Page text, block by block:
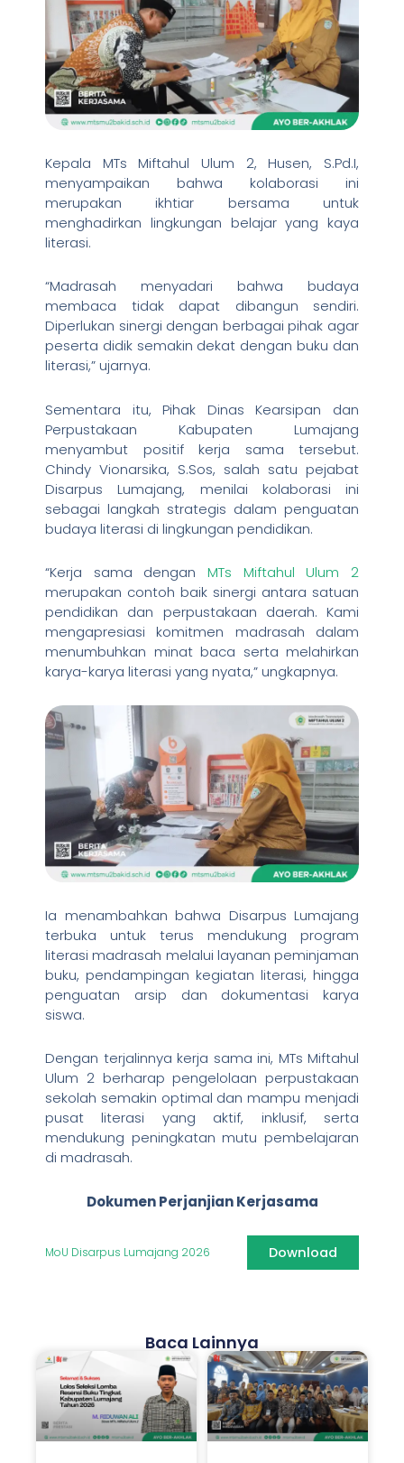
Kepala MTs Miftahul Ulum 2, Husen, S.Pd.I,
menyampaikan bahwa kolaborasi ini
merupakan ikhtiar bersama untuk
menghadirkan lingkungan belajar yang kaya
literasi.
“Madrasah menyadari bahwa budaya
membaca tidak dapat dibangun sendiri.
Diperlukan sinergi dengan berbagai pihak agar
peserta didik semakin dekat dengan buku dan
literasi,” ujarnya.
Sementara itu, Pihak Dinas Kearsipan dan
Perpustakaan Kabupaten Lumajang
menyambut positif kerja sama tersebut.
Chindy Vionarsika, S.Sos, salah satu pejabat
Disarpus Lumajang, menilai kolaborasi ini
sebagai langkah strategis dalam penguatan
budaya literasi di lingkungan pendidikan.
“Kerja sama dengan MTs Miftahul Ulum 2
merupakan contoh baik sinergi antara satuan
pendidikan dan perpustakaan daerah. Kami
mengapresiasi komitmen madrasah dalam
menumbuhkan minat baca serta melahirkan
karya-karya literasi yang nyata,” ungkapnya.
Ia menambahkan bahwa Disarpus Lumajang
terbuka untuk terus mendukung program
literasi madrasah melalui layanan peminjaman
buku, pendampingan kegiatan literasi, hingga
penguatan arsip dan dokumentasi karya
siswa.
Dengan terjalinnya kerja sama ini, MTs Miftahul
Ulum 2 berharap pengelolaan perpustakaan
sekolah semakin optimal dan mampu menjadi
pusat literasi yang aktif, inklusif, serta
mendukung peningkatan mutu pembelajaran
di madrasah.
Dokumen Perjanjian Kerjasama
MoU Disarpus Lumajang 2026 Download
Baca Lainnya